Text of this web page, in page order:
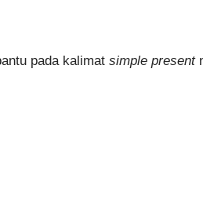
pada kalimat simple present